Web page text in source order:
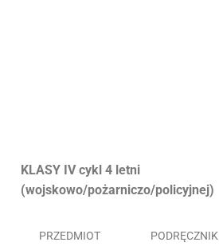
KLASY IV cykl 4 letni
(wojskowo/pożarniczo/policyjnej)
PRZEDMIOT PODRĘCZNIK